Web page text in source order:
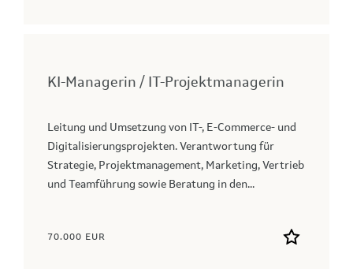
KI-Managerin / IT-Projektmanagerin
Leitung und Umsetzung von IT-, E-Commerce- und
Digitalisierungsprojekten. Verantwortung für
Strategie, Projektmanagement, Marketing, Vertrieb
und Teamführung sowie Beratung in den...
70.000 EUR